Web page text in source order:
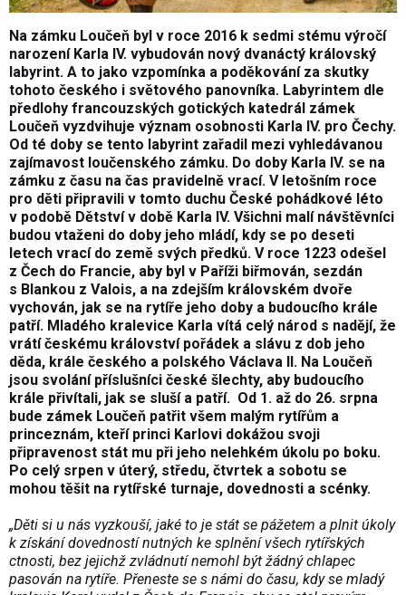
Na zámku Loučeň byl v roce 2016 k sedmi stému výročí
narození Karla IV. vybudován nový dvanáctý královský
labyrint. A to jako vzpomínka a poděkování za skutky
tohoto českého i světového panovníka. Labyrintem dle
předlohy francouzských gotických katedrál zámek
Loučeň vyzdvihuje význam osobnosti Karla IV. pro Čechy.
Od té doby se tento labyrint zařadil mezi vyhledávanou
zajímavost loučenského zámku. Do doby Karla IV. se na
zámku z času na čas pravidelně vrací. V letošním roce
pro děti připravili v tomto duchu České pohádkové léto
v podobě Dětství v době Karla IV. Všichni malí návštěvníci
budou vtaženi do doby jeho mládí, kdy se po deseti
letech vrací do země svých předků. V roce 1223 odešel
z Čech do Francie, aby byl v Paříži biřmován, sezdán
s Blankou z Valois, a na zdejším královském dvoře
vychován, jak se na rytíře jeho doby a budoucího krále
patří. Mladého kralevice Karla vítá celý národ s nadějí, že
vrátí českému království pořádek a slávu z dob jeho
děda, krále českého a polského Václava II. Na Loučeň
jsou svolání příslušníci české šlechty, aby budoucího
krále přivítali, jak se sluší a patří. Od 1. až do 26. srpna
bude zámek Loučeň patřit všem malým rytířům a
princeznám, kteří princi Karlovi dokážou svoji
připravenost stát mu při jeho nelehkém úkolu po boku.
Po celý srpen v úterý, středu, čtvrtek a sobotu se
mohou těšit na rytířské turnaje, dovednosti a scénky.
„Děti si u nás vyzkouší, jaké to je stát se pážetem a plnit úkoly
k získání dovedností nutných ke splnění všech rytířských
ctnosti, bez jejichž zvládnutí nemohl být žádný chlapec
pasován na rytíře. Přeneste se s námi do času, kdy se mladý